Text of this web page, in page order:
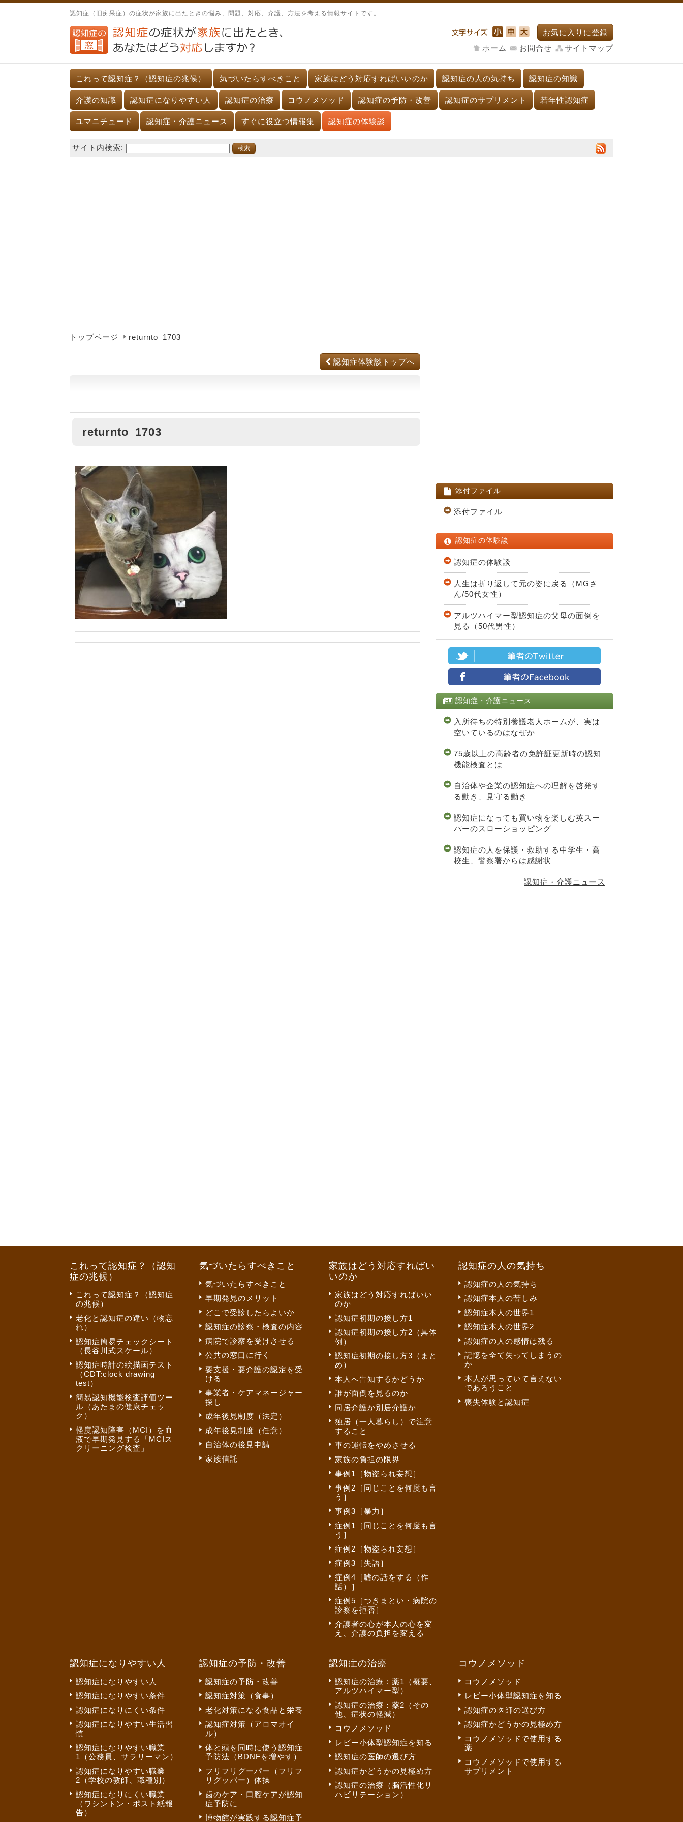
認知症（旧痴呆症）の症状が家族に出たときの悩み、問題、対応、介護、方法を考える情報サイトです。
お気に入りに登録
ホーム
お問合せ サイトマップ
これって認知症？（認知症の兆候） 気づいたらすべきこと 家族はどう対応すればいいのか 認知症の人の気持ち 認知症の知識
介護の知識 認知症になりやすい人 認知症の治療 コウノメソッド 認知症の予防・改善 認知症のサプリメント 若年性認知症
ユマニチュード 認知症・介護ニュース すぐに役立つ情報集 認知症の体験談
サイト内検索:
トップページ returnto_1703
認知症体験談トップへ
returnto_1703
添付ファイル
添付ファイル
認知症の体験談
認知症の体験談
人生は折り返して元の姿に戻る（MGさ
ん/50代女性）
アルツハイマー型認知症の父母の面倒を
見る（50代男性）
認知症・介護ニュース
入所待ちの特別養護老人ホームが、実は
空いているのはなぜか
75歳以上の高齢者の免許証更新時の認知
機能検査とは
自治体や企業の認知症への理解を啓発す
る動き、見守る動き
認知症になっても買い物を楽しむ英スー
パーのスローショッピング
認知症の人を保護・救助する中学生・高
校生、警察署からは感謝状
認知症・介護ニュース
これって認知症？（認知
症の兆候）
これって認知症？（認知症
の兆候）
老化と認知症の違い（物忘
れ）
認知症簡易チェックシート
（長谷川式スケール）
認知症時計の絵描画テスト
（CDT:clock drawing
test）
簡易認知機能検査評価ツー
ル（あたまの健康チェッ
ク）
軽度認知障害（MCI）を血
液で早期発見する「MCIス
クリーニング検査」
気づいたらすべきこと
気づいたらすべきこと
早期発見のメリット
どこで受診したらよいか
認知症の診察・検査の内容
病院で診察を受けさせる
公共の窓口に行く
要支援・要介護の認定を受
ける
事業者・ケアマネージャー
探し
成年後見制度（法定）
成年後見制度（任意）
自治体の後見申請
家族信託
家族はどう対応すればい
いのか
家族はどう対応すればいい
のか
認知症初期の接し方1
認知症初期の接し方2（具体
例）
認知症初期の接し方3（まと
め）
本人へ告知するかどうか
誰が面倒を見るのか
同居介護か別居介護か
独居（一人暮らし）で注意
すること
車の運転をやめさせる
家族の負担の限界
事例1［物盗られ妄想］
事例2［同じことを何度も言
う］
事例3［暴力］
症例1［同じことを何度も言
う］
症例2［物盗られ妄想］
症例3［失語］
症例4［嘘の話をする（作
話）］
症例5［つきまとい・病院の
診察を拒否］
介護者の心が本人の心を変
え、介護の負担を変える
認知症の人の気持ち
認知症の人の気持ち
認知症本人の苦しみ
認知症本人の世界1
認知症本人の世界2
認知症の人の感情は残る
記憶を全て失ってしまうの
か
本人が思っていて言えない
であろうこと
喪失体験と認知症
認知症になりやすい人
認知症になりやすい人
認知症になりやすい条件
認知症になりにくい条件
認知症になりやすい生活習
慣
認知症になりやすい職業
1（公務員、サラリーマン）
認知症になりやすい職業
2（学校の教師、職種別）
認知症になりにくい職業
（ワシントン・ポスト紙報
告）
認知症の予防・改善
認知症の予防・改善
認知症対策（食事）
老化対策になる食品と栄養
認知症対策（アロマオイ
ル）
体と頭を同時に使う認知症
予防法（BDNFを増やす）
フリフリグーパー（フリフ
リグッパー）体操
歯のケア・口腔ケアが認知
症予防に
博物館が実践する認知症予
認知症の治療
認知症の治療：薬1（概要、
アルツハイマー型）
認知症の治療：薬2（その
他、症状の軽減）
コウノメソッド
レビー小体型認知症を知る
認知症の医師の選び方
認知症かどうかの見極め方
認知症の治療（脳活性化リ
ハビリテーション）
コウノメソッド
コウノメソッド
レビー小体型認知症を知る
認知症の医師の選び方
認知症かどうかの見極め方
コウノメソッドで使用する
薬
コウノメソッドで使用する
サプリメント